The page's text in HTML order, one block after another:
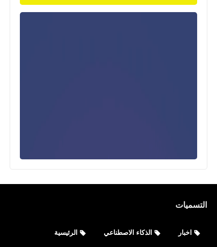
التسميات
اخبار الذكاء الاصطناعي الرئيسية